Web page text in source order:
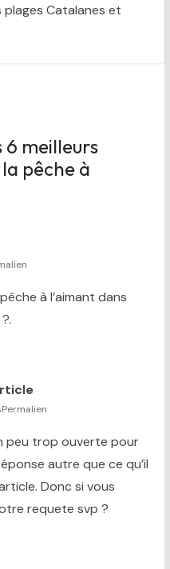
Catalanes et
6 meilleurs
pêche à
à l’aimant dans
Permalien
peu trop ouverte pour
autre que ce qu’il
Donc si vous
requete svp ?